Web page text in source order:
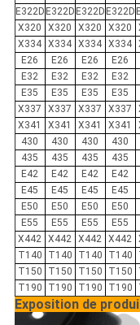
E322D E322D E322D E322D
X320
X320 X320 X320
X334 X334 X334 X334
E26
E26 E26 E26
E32
E32 E32 E32
E35
E35 E35 E35
X337
X337 X337 X337
X341
X341 X341 X341
430
430 430 430
435
435 435 435
E42
E42 E42 E42
E45
E45 E45 E45
E50
E50 E50 E50
E55
E55 E55 E55
X442
X442 X442 X442
T140
T140 T140 T140
T150
T150 T150 T150
T190
T190 T190 T190
Exposition de